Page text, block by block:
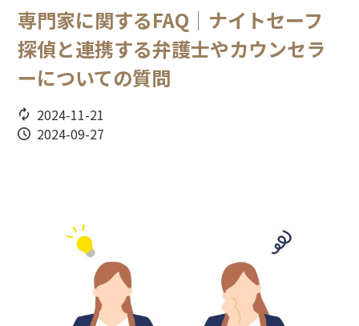
専門家に関するFAQ｜ナイトセーフ
探偵と連携する弁護士やカウンセラ
ーについての質問
2024-11-21
2024-09-27